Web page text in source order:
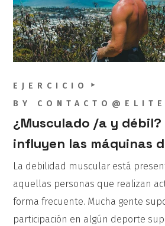
EJERCICIO
BY
¿Musculado /a y débil?
influyen las máquinas
La debilidad muscular está
aquellas personas que realizan
forma frecuente. Mucha gente
participación en algún deporte